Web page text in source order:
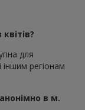
для
регіонам
в м.